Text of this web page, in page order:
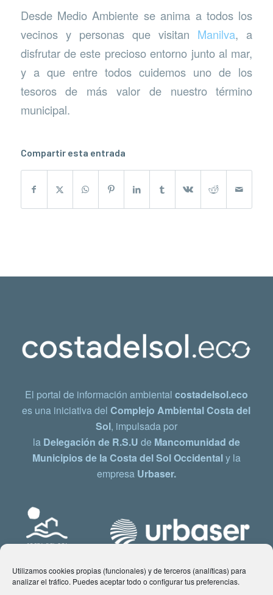
Utilizamos cookies propias (funcionales) y de terceros (analíticas) para
analizar el tráfico. Puedes aceptar todo o configurar tus preferencias.
Desde Medio Ambiente se anima a todos los
vecinos y personas que visitan Manilva, a
disfrutar de este precioso entorno junto al mar,
y a que entre todos cuidemos uno de los
tesoros de más valor de nuestro término
municipal.
Compartir esta entrada
El portal de información ambiental costadelsol.eco
es una iniciativa delComplejo Ambiental Costa del
Sol, impulsada por
la Delegación de R.S.U de Mancomunidad de
Municipios de la Costa del Sol Occidentaly la
empresa Urbaser.